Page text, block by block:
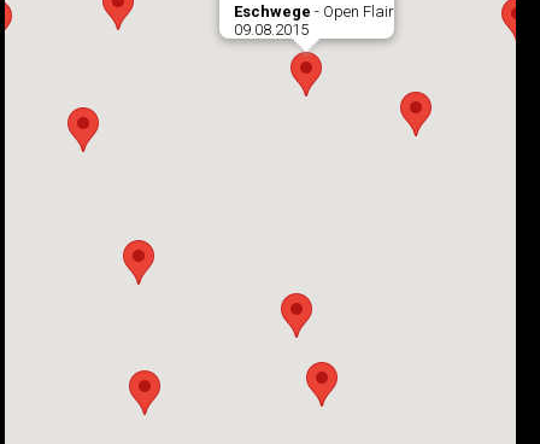
Eschwege - Open Flair
09.08.2015